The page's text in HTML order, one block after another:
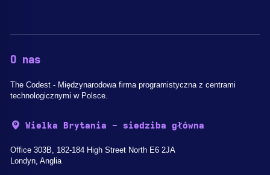
O nas
The Codest - Międzynarodowa firma programistyczna z centrami
technologicznymi w Polsce.
Wielka Brytania - siedziba główna
Office 303B, 182-184 High Street North E6 2JA
Londyn, Anglia